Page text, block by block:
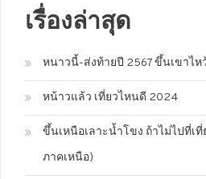
เรื่องล่าสุด
หนาวนี้-ส่งท้ายปี 2567 ขึ้นเขาไห
หน้าวแล้ว เที่ยวไหนดี 2024
ขึ้นเหนือเลาะน้ำโขง ถ้าไม่ไปที่เ
ภาคเหนือ)